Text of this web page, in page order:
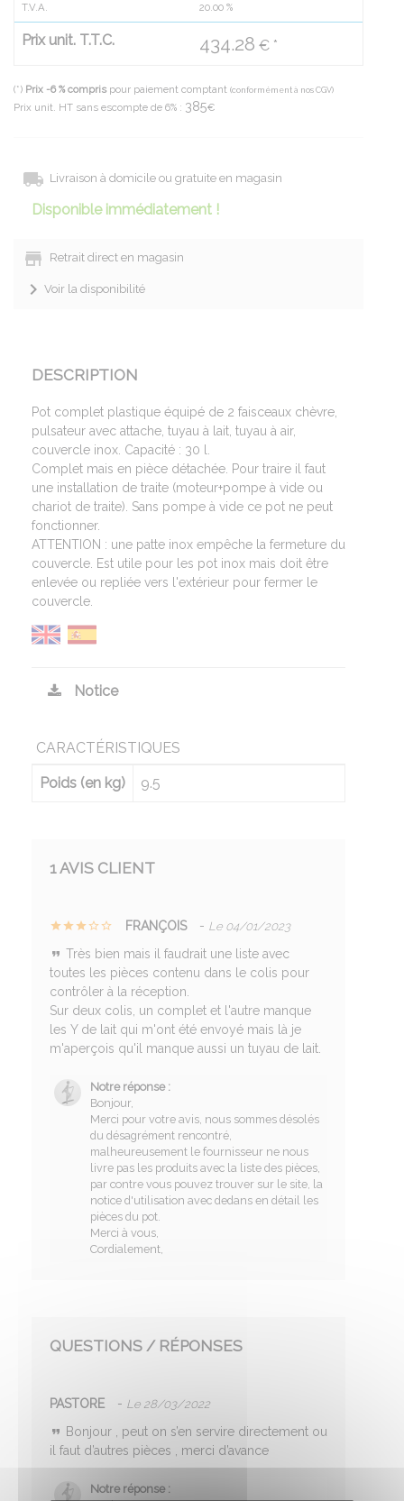
T.V.A. 20.00 %
Prix unit. T.T.C. 434.28 € *
(*) Prix -6 % compris pour paiement comptant (conformément à nos CGV)
Prix unit. HT sans escompte de 6% : 385€
Livraison à domicile ou gratuite en magasin
Disponible immédiatement !
Retrait direct en magasin
Voir la disponibilité
DESCRIPTION
Pot complet plastique équipé de 2 faisceaux chèvre,
pulsateur avec attache, tuyau à lait, tuyau à air,
couvercle inox. Capacité : 30 l.
Complet mais en pièce détachée. Pour traire il faut
une installation de traite (moteur+pompe à vide ou
chariot de traite). Sans pompe à vide ce pot ne peut
fonctionner.
ATTENTION : une patte inox empêche la fermeture du
couvercle. Est utile pour les pot inox mais doit être
enlevée ou repliée vers l'extérieur pour fermer le
couvercle.
Notice
CARACTÉRISTIQUES
Poids (en kg) 9.5
1 AVIS CLIENT
FRANÇOIS - Le 04/01/2023
Très bien mais il faudrait une liste avec
toutes les pièces contenu dans le colis pour
contrôler à la réception.
Sur deux colis, un complet et l'autre manque
les Y de lait qui m'ont été envoyé mais là je
m'aperçois qu'il manque aussi un tuyau de lait.
Notre réponse :
Bonjour,
Merci pour votre avis, nous sommes désolés
du désagrément rencontré,
malheureusement le fournisseur ne nous
livre pas les produits avec la liste des pièces,
par contre vous pouvez trouver sur le site, la
notice d'utilisation avec dedans en détail les
pièces du pot.
Merci à vous,
Cordialement,
QUESTIONS / RÉPONSES
PASTORE - Le 28/03/2022
Bonjour , peut on s’en servire directement ou
il faut d’autres pièces , merci d’avance
Notre réponse :